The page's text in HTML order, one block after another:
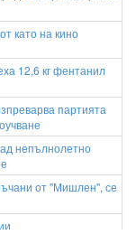
като на кино
12,6 кг фентанил
партията
непълнолетно
от ''Мишлен'', се